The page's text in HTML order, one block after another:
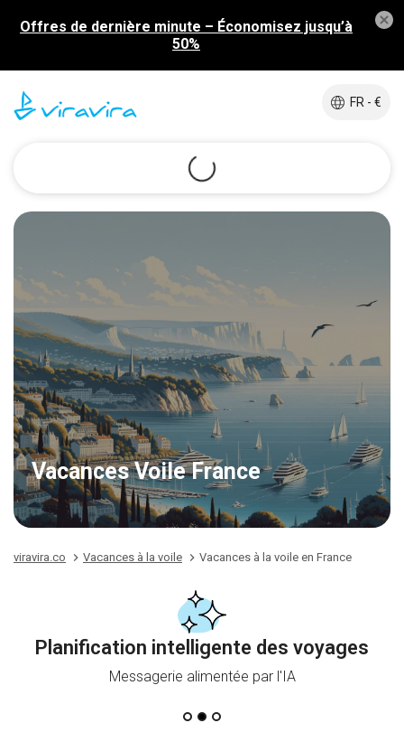
Offres de dernière minute – Économisez jusqu’à
50%
FR - €
Vacances Voile France
viravira.co Vacances à la voile Vacances à la voile en France
Planification intelligente des voyages
Messagerie alimentée par l'IA